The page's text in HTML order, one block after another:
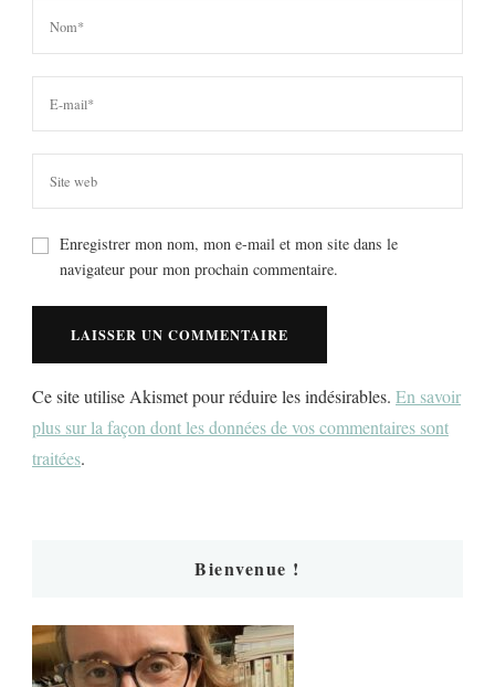
Enregistrer mon nom, mon e-mail et mon site dans le
navigateur pour mon prochain commentaire.
Ce site utilise Akismet pour réduire les indésirables. En savoir
plus sur la façon dont les données de vos commentaires sont
traitées.
Bienvenue !